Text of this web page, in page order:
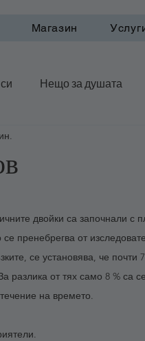
Магазин
Нещо за душата
двойки са започнали с
пренебрегва от
се установява, че почти
разлика от тях само 8 % са
на времето.